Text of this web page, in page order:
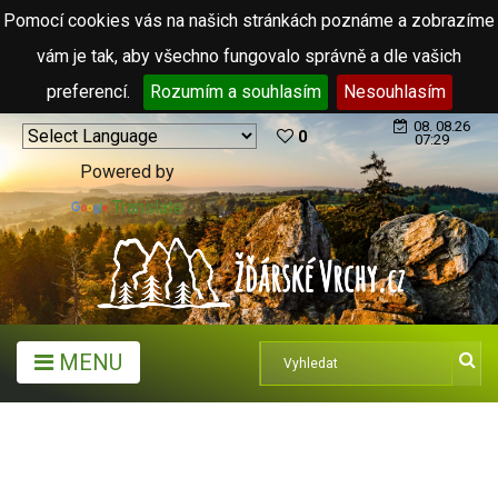
Pomocí cookies vás na našich stránkách poznáme a zobrazíme
vám je tak, aby všechno fungovalo správně a dle vašich
preferencí.
Rozumím a souhlasím Nesouhlasím
Powered by
Translate
0
08. 08.26
07:29
MENU